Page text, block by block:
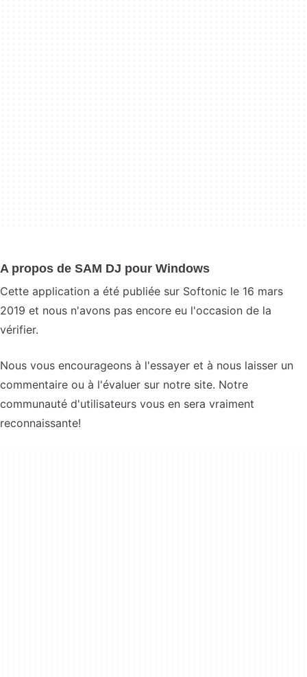
A propos de SAM DJ pour Windows
Cette application a été publiée sur Softonic le 16 mars
2019 et nous n'avons pas encore eu l'occasion de la
vérifier.
Nous vous encourageons à l'essayer et à nous laisser un
commentaire ou à l'évaluer sur notre site. Notre
communauté d'utilisateurs vous en sera vraiment
reconnaissante!